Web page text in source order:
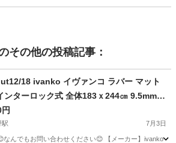
その他の投稿記事：
18 ivanko イヴァンコ ラバー マット
ンターロック式 全体183ｘ244㎝ 9.5mm厚
フロアマット 直接引取り推奨①🔷🔶🔷
駅 7月3日
😊なんでもお問い合わせください😊 【メーカー】